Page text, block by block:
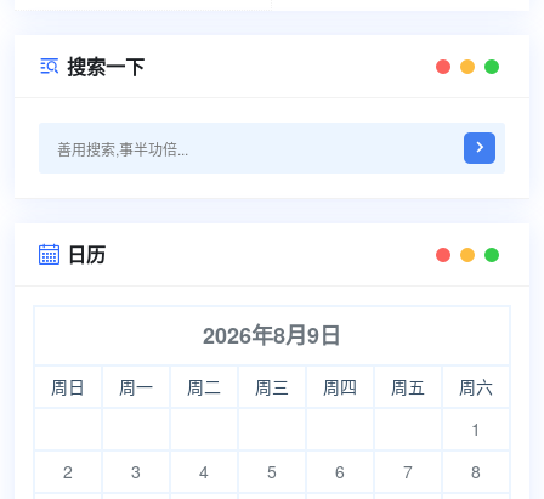
 搜索一下
 日历
2026年8月9日
周日 周一 周二 周三 周四 周五
周六
1
2
3 4 5 6 7
8